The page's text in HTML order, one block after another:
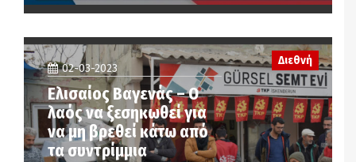
02-03-2023
Ελισαίος Βαγενάς – Ο
λαός να ξεσηκωθεί για
να μη βρεθεί κάτω από
τα συντρίμμια
Διεθνή